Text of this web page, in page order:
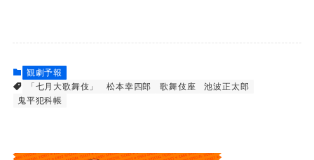
観劇予報
「七月大歌舞伎」
松本幸四郎 歌舞伎座
池波正太郎
鬼平犯科帳